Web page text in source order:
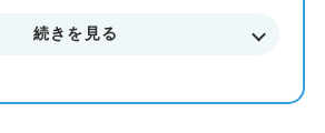
続きを見る